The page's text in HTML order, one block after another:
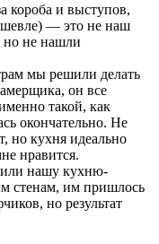
короба и выступов,
— это не наш
не нашли
мы решили делать
он все
такой, как
окончательно. Не
но кухня идеально
нравится.
нашу кухню-
стенам, им пришлось
но результат